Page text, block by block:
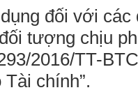
đối với các
tượng chịu
2016/TT-
chính”.